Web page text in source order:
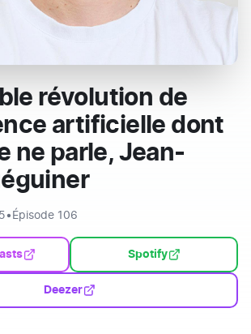
révolution de
artificielle dont
ne parle, Jean-
• Épisode 106
Spotify
Deezer